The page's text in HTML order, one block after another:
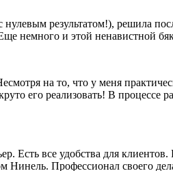
нулевым результатом!), решила
немного и этой ненавистной
на то, что у меня
его реализовать! В процессе
Есть все удобства для
Нинель. Профессионал своего